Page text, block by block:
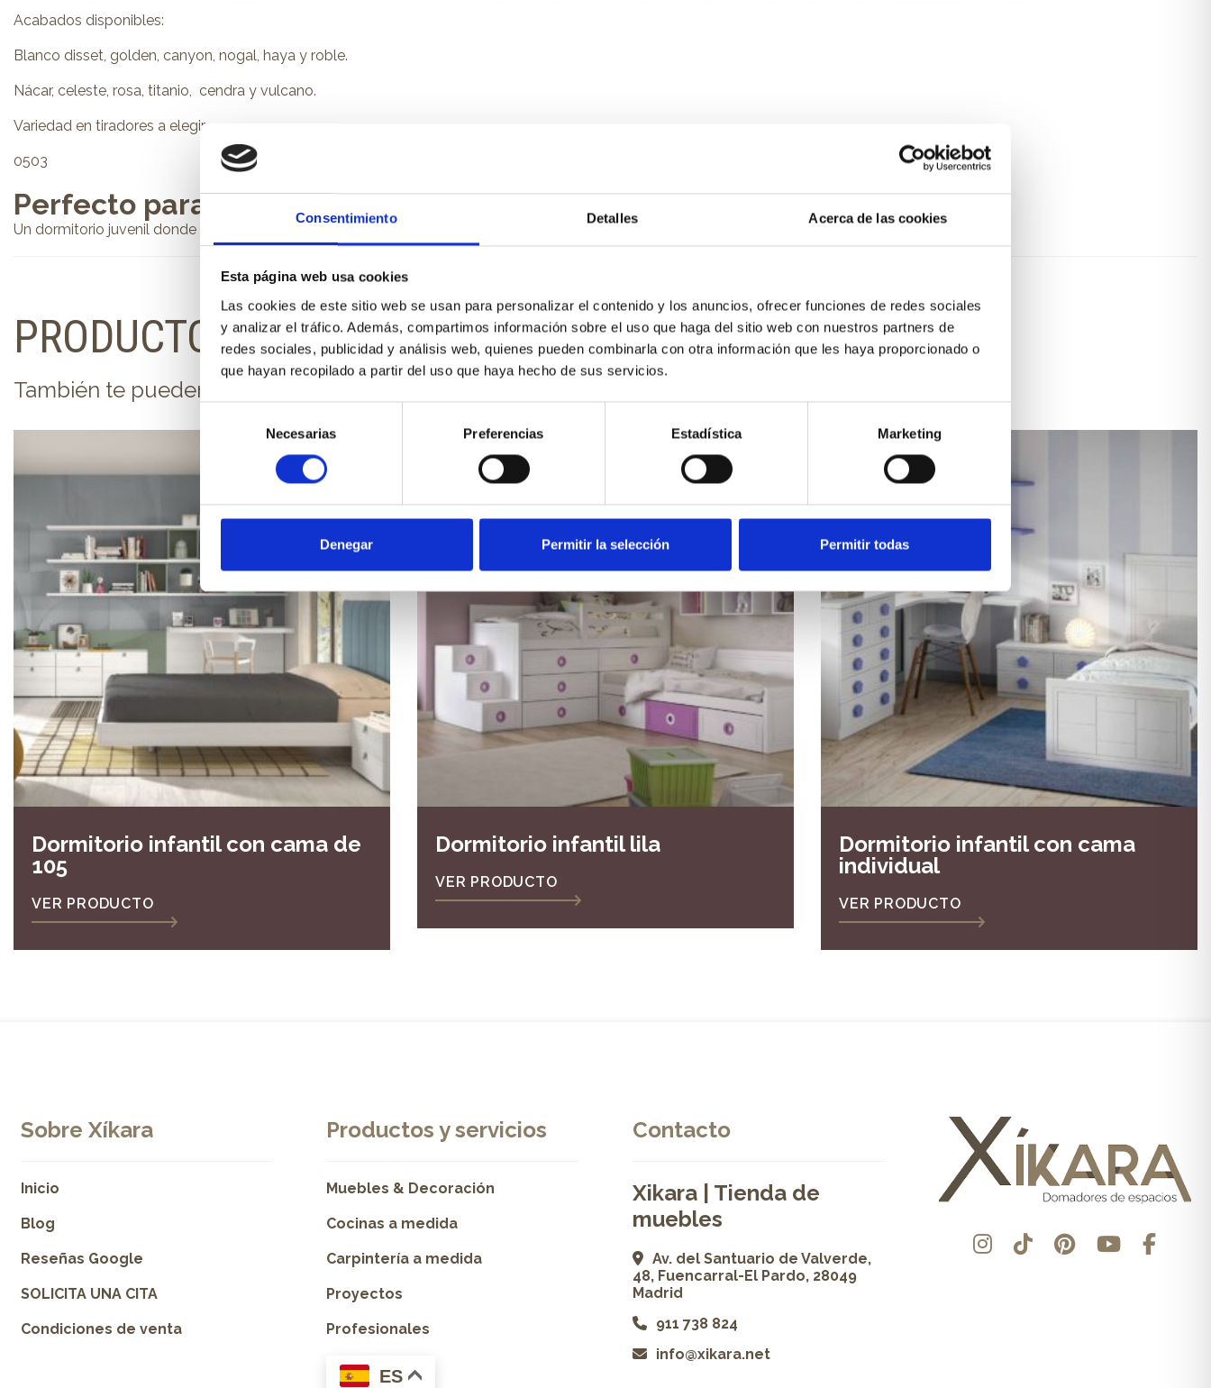
Consentimiento Detalles Acerca de las cookies
Esta página web usa cookies
Las cookies de este sitio web se usan para personalizar el contenido y los anuncios, ofrecer funciones de redes sociales
y analizar el tráfico. Además, compartimos información sobre el uso que haga del sitio web con nuestros partners de
redes sociales, publicidad y análisis web, quienes pueden combinarla con otra información que les haya proporcionado o
que hayan recopilado a partir del uso que haya hecho de sus servicios.
de
consentimiento
Necesarias Preferencias Estadística Marketing
Denegar Permitir la selección Permitir todas
Acabados disponibles:
Blanco disset, golden, canyon, nogal, haya y roble.
Nácar, celeste, rosa, titanio, cendra y vulcano.
Variedad en tiradores a elegir.
0503
Perfecto para:
Un dormitorio juvenil donde necesitemos capacidad de almacenaje.
PRODUCTOS RELACIONADOS
También te pueden interesar...
Dormitorio infantil con cama de
105
VER PRODUCTO
Dormitorio infantil lila
VER PRODUCTO
Dormitorio infantil con cama
individual
VER PRODUCTO
Sobre Xíkara
Inicio
Blog
Reseñas Google
SOLICITA UNA CITA
Condiciones de venta
Productos y servicios
Muebles & Decoración
Cocinas a medida
Carpintería a medida
Proyectos
Profesionales
ES
Contacto
Xikara | Tienda de
muebles
Av. del Santuario de Valverde,
48, Fuencarral-El Pardo, 28049
Madrid
911 738 824
info@xikara.net